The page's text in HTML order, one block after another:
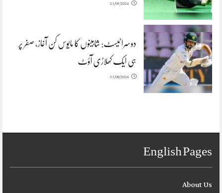
21/09/2024
دوسرا ٹیسٹ: شاہینوں کا مایوس کن آغاز، صفر پر
ہی ایک کھلاڑی آؤٹ
31/08/2024
English Pages
About Us